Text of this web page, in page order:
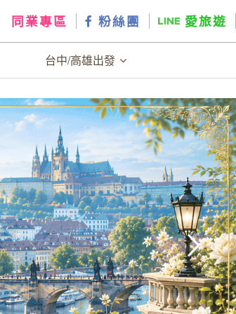
同業專區 粉絲團 愛旅遊
台中/高雄出發